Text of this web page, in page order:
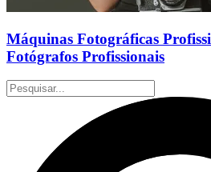
Máquinas Fotográficas
Fotógrafos Profissionais